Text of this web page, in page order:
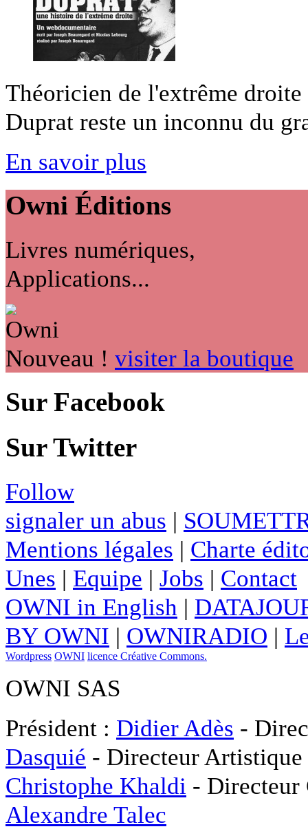
Théoricien de l'extrême
Duprat reste un inconnu du
En savoir plus
Owni Éditions
Livres numériques,
Applications...
Nouveau ! visiter la boutique
Sur Facebook
Sur Twitter
Follow
signaler un abus |
Mentions légales | Charte
Unes | Equipe | Jobs | Contact
OWNI in English |
BY OWNI | OWNIRADIO |
Wordpress OWNI licence Créative Commons.
OWNI SAS
Président : Didier Adès -
Dasquié - Directeur
Christophe Khaldi -
Alexandre Talec